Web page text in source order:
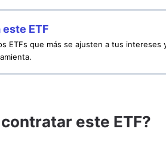
este ETF
ETFs que más se ajusten a tus intereses
este ETF?